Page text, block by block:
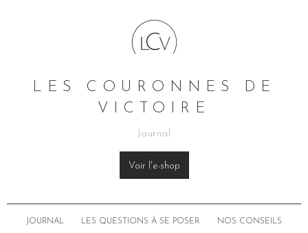
LES COURONNES DE
VICTOIRE
Journal
Voir l'e-shop
JOURNAL LES QUESTIONS À SE POSER NOS CONSEILS